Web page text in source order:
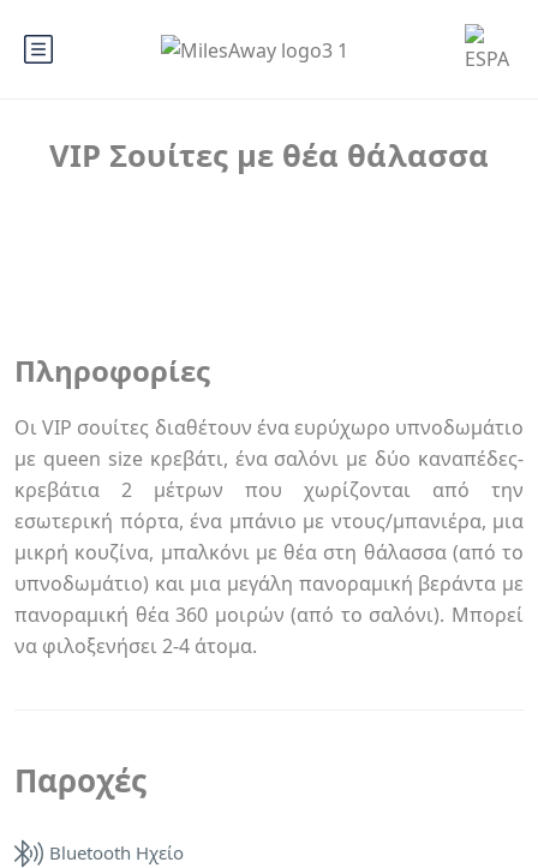
VIP Σουίτες με θέα θάλασσα
Πληροφορίες
Οι VIP σουίτες διαθέτουν ένα ευρύχωρο υπνοδωμάτιο
με queen size κρεβάτι, ένα σαλόνι με δύο καναπέδες-
κρεβάτια 2 μέτρων που χωρίζονται από την
εσωτερική πόρτα, ένα μπάνιο με ντους/μπανιέρα, μια
μικρή κουζίνα, μπαλκόνι με θέα στη θάλασσα (από το
υπνοδωμάτιο) και μια μεγάλη πανοραμική βεράντα με
πανοραμική θέα 360 μοιρών (από το σαλόνι). Μπορεί
να φιλοξενήσει 2-4 άτομα.
Παροχές
Bluetooth Ηχείο